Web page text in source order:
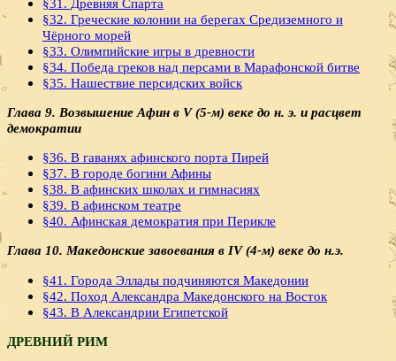
§32. Греческие колонии на берегах Средиземного и
Чёрного морей
§33. Олимпийские игры в древности
§34. Победа греков над персами в Марафонской битве
§35. Нашествие персидских войск
Глава 9. Возвышение Афин в V (5-м) веке до н. э. и расцвет
демократии
§36. В гаванях афинского порта Пирей
§37. В городе богини Афины
§38. В афинских школах и гимнасиях
§39. В афинском театре
§40. Афинская демократия при Перикле
Глава 10. Македонские завоевания в IV (4-м) веке до н.э.
§41. Города Эллады подчиняются Македонии
§42. Поход Александра Македонского на Восток
§43. В Александрии Египетской
ДРЕВНИЙ РИМ